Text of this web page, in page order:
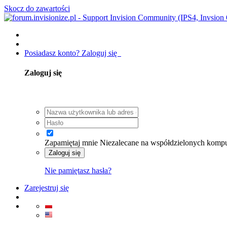
Skocz do zawartości
Posiadasz konto? Zaloguj się
Zaloguj się
Zapamiętaj mnie Niezalecane na współdzielonych
Zaloguj się
Nie pamiętasz hasła?
Zarejestruj się